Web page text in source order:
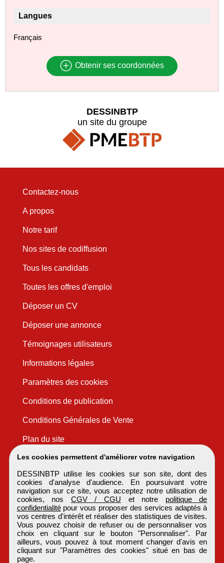
Langues
Français
Obtenir ses coordonnées
Les cookies permettent d'améliorer votre navigation
DESSINBTP utilise les cookies sur son site, dont des
cookies d'analyse d'audience. En poursuivant votre
navigation sur ce site, vous acceptez notre utilisation de
cookies, nos CGV / CGU et notre politique de
confidentialitépour vous proposer des services adaptés à
vos centres d'intérêt et réaliser des statistiques de visites.
Vous pouvez choisir de refuser ou de personnaliser vos
choix en cliquant sur le bouton "Personnaliser". Par
ailleurs, vous pouvez à tout moment changer d'avis en
cliquant sur "Paramètres des cookies" situé en bas de
page.
DESSINBTP
un site du groupe
Contactez-nous
A propos
Notre tarif
Nos sites de codiffusion
Tous les candidats
Toutes les offres d'emploi
Déposer un CV
Déposer une annonce
Témoignages utilisateurs
Informations légales
Paramètres des cookies
Conditions de publication
Conditions Générales de Vente
Plan du site